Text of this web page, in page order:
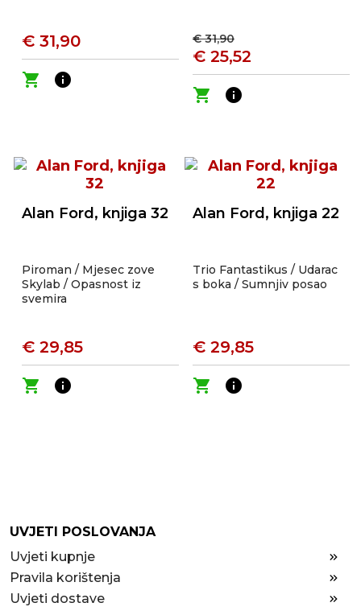
€ 31,90
shopping_cart
info
€ 31,90
€ 25,52
shopping_cart
info
Alan Ford, knjiga 32
Piroman / Mjesec zove
Skylab / Opasnost iz
svemira
€ 29,85
shopping_cart
info
Alan Ford, knjiga 22
Trio Fantastikus / Udarac
s boka / Sumnjiv posao
€ 29,85
shopping_cart
info
UVJETI POSLOVANJA
Uvjeti kupnje
Pravila korištenja
Uvjeti dostave